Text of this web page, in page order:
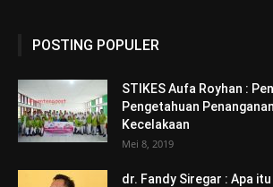
POSTING POPULER
STIKES Aufa Royhan :
Pengetahuan
Kecelakaan
Mei 8, 2019
dr. Fandy Siregar : Apa